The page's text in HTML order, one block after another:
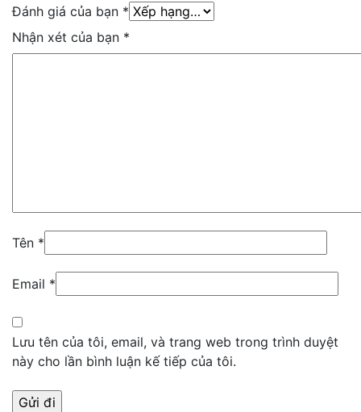
Đánh giá của bạn *
Nhận xét của bạn *
Tên *
Email *
Lưu tên của tôi, email, và trang web trong trình duyệt
này cho lần bình luận kế tiếp của tôi.